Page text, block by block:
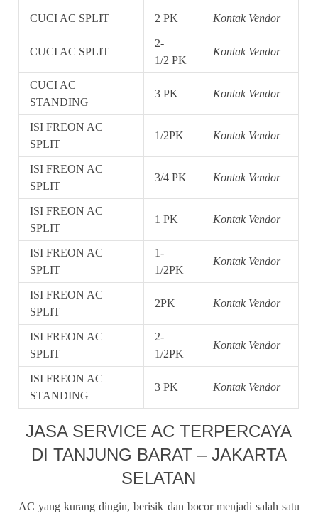
CUCI AC SPLIT 2 PK Kontak Vendor
CUCI AC SPLIT
2-
1/2 PK
Kontak Vendor
CUCI AC
STANDING
3 PK Kontak Vendor
ISI FREON AC
SPLIT
1/2PK Kontak Vendor
ISI FREON AC
SPLIT
3/4 PK Kontak Vendor
ISI FREON AC
SPLIT
1 PK Kontak Vendor
ISI FREON AC
SPLIT
1-
1/2PK
Kontak Vendor
ISI FREON AC
SPLIT
2PK Kontak Vendor
ISI FREON AC
SPLIT
2-
1/2PK
Kontak Vendor
ISI FREON AC
STANDING
3 PK Kontak Vendor
JASA SERVICE AC TERPERCAYA
DI TANJUNG BARAT – JAKARTA
SELATAN
AC yang kurang dingin, berisik dan bocor menjadi salah satu